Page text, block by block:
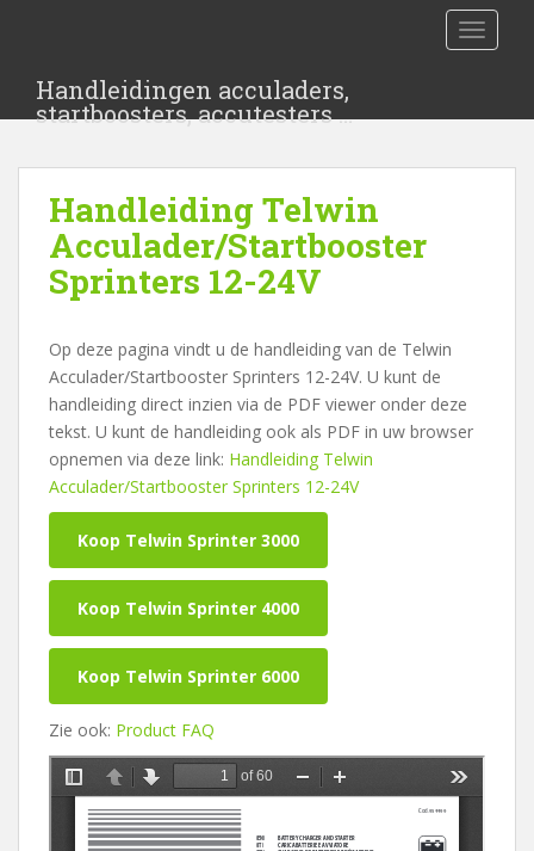
t
Handleidingen acculaders,
startboosters, accutesters …
Handleiding Telwin
Acculader/Startbooster
Sprinters 12-24V
Op deze pagina vindt u de handleiding van de Telwin
Acculader/Startbooster Sprinters 12-24V. U kunt de
handleiding direct inzien via de PDF viewer onder deze
tekst. U kunt de handleiding ook als PDF in uw browser
opnemen via deze link: Handleiding Telwin
Acculader/Startbooster Sprinters 12-24V
Koop Telwin Sprinter 3000
Koop Telwin Sprinter 4000
Koop Telwin Sprinter 6000
Zie ook: Product FAQ